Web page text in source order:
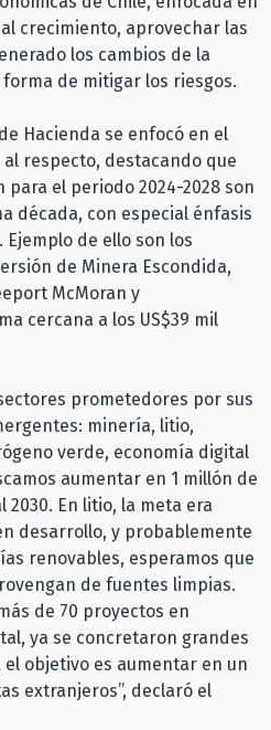
crecimiento, aprovechar las
los cambios de la
de mitigar los riesgos.
Hacienda se enfocó en el
respecto, destacando que
el periodo 2024-2028 son
década, con especial énfasis
de ello son los
de Minera Escondida,
McMoran y
cercana a los US$39 mil
prometedores por sus
minería, litio,
verde, economía digital
aumentar en 1 millón de
En litio, la meta era
desarrollo, y probablemente
renovables, esperamos que
de fuentes limpias.
de 70 proyectos en
ya se concretaron grandes
objetivo es aumentar en un
extranjeros”, declaró el